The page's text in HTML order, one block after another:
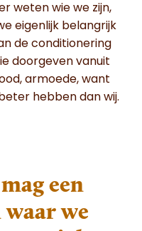
weten wie we zijn,
eigenlijk belangrijk
de conditionering
doorgeven vanuit
armoede, want
hebben dan wij.
een
we